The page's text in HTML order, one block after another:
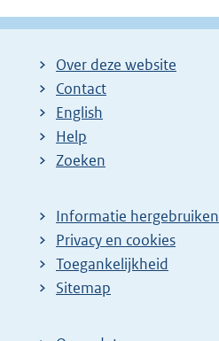
Over deze website
Contact
English
Help
Zoeken
Informatie hergebruiken
Privacy en cookies
Toegankelijkheid
Sitemap